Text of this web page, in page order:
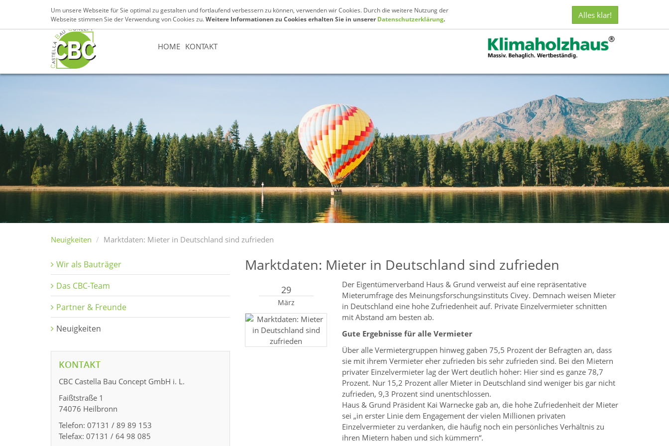
07131 / 89 89 153 info@cbc-castella.de
Castella
Concept
i.
L.
auf
Facebook
HOME KONTAKT
Neuigkeiten Marktdaten: Mieter in Deutschland sind zufrieden
Marktdaten: Mieter in Deutschland sind zufrieden
29
März
Der Eigentümerverband Haus & Grund verweist auf eine repräsentative
Mieterumfrage des Meinungsforschungsinstituts Civey. Demnach weisen Mieter
in Deutschland eine hohe Zufriedenheit auf. Private Einzelvermieter schnitten
mit Abstand am besten ab.
Gute Ergebnisse für alle Vermieter
Über alle Vermietergruppen hinweg gaben 75,5 Prozent der Befragten an, dass
sie mit ihrem Vermieter eher zufrieden bis sehr zufrieden sind. Bei den Mietern
privater Einzelvermieter lag der Wert deutlich höher: Hier sind es ganze 78,7
Prozent. Nur 15,2 Prozent aller Mieter in Deutschland sind weniger bis gar nicht
zufrieden, 9,3 Prozent sind unentschlossen.
Haus & Grund Präsident Kai Warnecke gab an, die hohe Zufriedenheit der Mieter
sei „in erster Linie dem Engagement der vielen Millionen privaten
Einzelvermieter zu verdanken, die häufig noch ein persönliches Verhältnis zu
ihren Mietern haben und sich kümmern“.
Wir als Bauträger
Das CBC-Team
Partner & Freunde
Neuigkeiten
KONTAKT
CBC Castella Bau Concept GmbH i. L.
Faißtstraße 1
74076 Heilbronn
Telefon: 07131 / 89 89 153
Telefax: 07131 / 64 98 085
Um unsere Webseite für Sie optimal zu gestalten und fortlaufend verbessern zu können, verwenden wir Cookies. Durch die weitere Nutzung der
Webseite stimmen Sie der Verwendung von Cookies zu.Weitere Informationen zu Cookies erhalten Sie in unsererDatenschutzerklärung. Alles klar!